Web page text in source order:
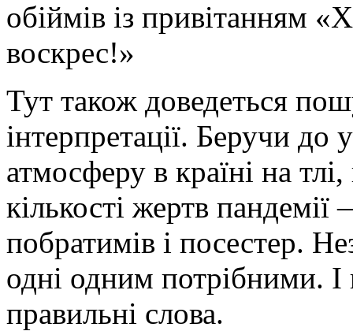
обіймів із привітанням
воскрес!»
Тут також доведеться
інтерпретації. Беручи
атмосферу в країні на
кількості жертв
побратимів і посестер.
одні одним потрібними.
правильні слова.